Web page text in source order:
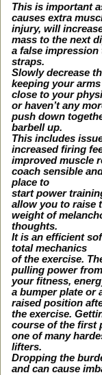
This is important
causes extra
injury, will
mass to the next
a false
straps.
Slowly decrease
keeping your
close to your
or haven’t any
push down
barbell up.
This includes
increased firing
improved muscle
coach sensible
place to
start power
allow you to raise
weight of
thoughts.
It is an efficient
total mechanics
of the exercise.
pulling power
your fitness,
a bumper plate or
raised position
the exercise.
course of the first
one of many
lifters.
Dropping the
and can cause